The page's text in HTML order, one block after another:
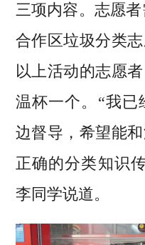
三项内容。志愿
合作区垃圾分类
以上活动的志愿
温杯一个。“我已
边督导，希望能
正确的分类知识
李同学说道。